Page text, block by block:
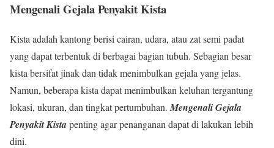
Mengenali Gejala Penyakit Kista
Kista adalah kantong berisi cairan, udara, atau zat semi padat
yang dapat terbentuk di berbagai bagian tubuh. Sebagian besar
kista bersifat jinak dan tidak menimbulkan gejala yang jelas.
Namun, beberapa kista dapat menimbulkan keluhan tergantung
lokasi, ukuran, dan tingkat pertumbuhan. Mengenali Gejala
Penyakit Kistapenting agar penanganan dapat di lakukan lebih
dini.